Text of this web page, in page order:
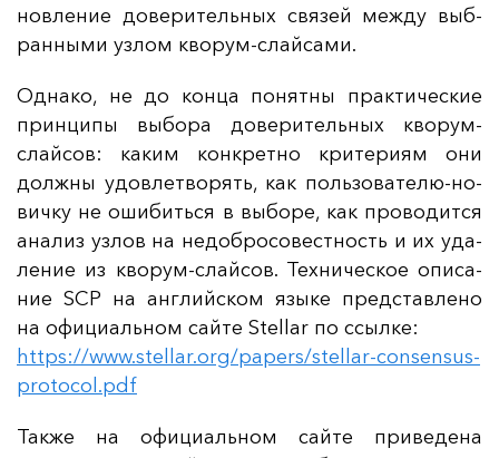
нов­ле­ние до­ве­ри­тель­ных свя­зей меж­ду выб­
ран­ны­ми уз­лом кво­рум-слай­са­ми.
Од­на­ко, не до кон­ца по­нят­ны прак­ти­чес­кие
прин­ци­пы вы­бо­ра до­ве­ри­тель­ных кво­рум-
слай­сов: ка­ким кон­крет­но кри­те­ри­ям они
дол­жны удов­лет­во­рять, как поль­зо­ва­те­лю-но­
вич­ку не оши­бить­ся в вы­бо­ре, как про­во­дит­ся
ана­лиз уз­лов на не­доб­ро­со­вес­тность и их уда­
ле­ние из кво­рум-слай­сов. Тех­ни­чес­кое опи­са­
ние SCP на ан­глий­ском язы­ке пред­став­ле­но
на офи­ци­аль­ном сай­те Stellar по ссыл­ке:
https://www.stellar.org/papers/stellar-consensus-
protocol.pdf
Так­же на офи­ци­аль­ном сай­те при­ве­де­на